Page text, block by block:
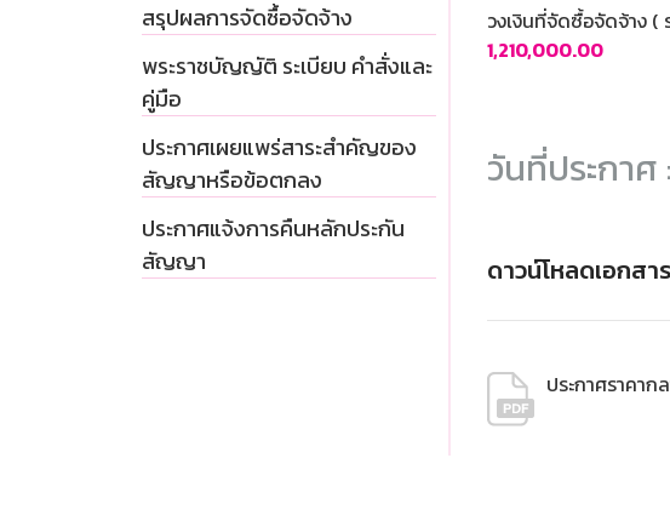
สรุปผลการจัดซื้อจัดจ้าง
พระราชบัญญัติ ระเบียบ คำสั่งและ
คู่มือ
ประกาศเผยแพร่สาระสำคัญของ
สัญญาหรือข้อตกลง
ประกาศแจ้งการคืนหลักประกัน
สัญญา
วงเงินที่จัดซื้อจัดจ้าง (
1,210,000.00
วันที่ประกาศ
ดาวน์โหลดเอกสาร
ประกาศราคาก